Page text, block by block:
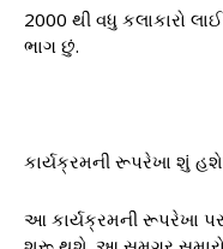
2000 થી વધુ કલાકારો
ભાગ છું.
કાર્યક્રમની રૂપરેખા શું
આ કાર્યક્રમની રૂપરેખા